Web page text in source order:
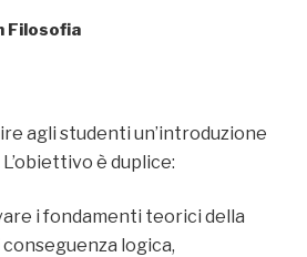
Filosofia
agli studenti un’introduzione
è duplice:
i fondamenti teorici della
logica,